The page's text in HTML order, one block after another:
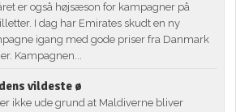
er også højsæson for kampagner på
I dag har Emirates skudt en ny
igang med gode priser fra Danmark
Kampagnen...
vildeste ø
ikke ude grund at Maldiverne bliver